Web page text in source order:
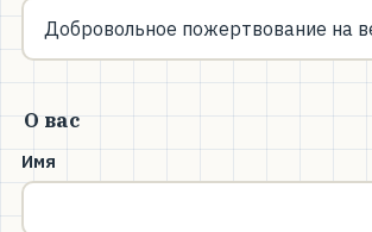
О вас
Имя